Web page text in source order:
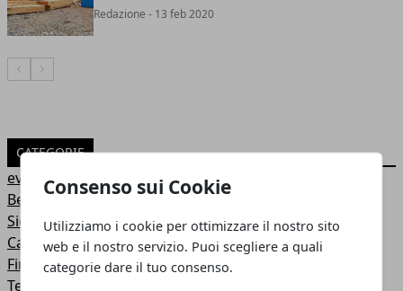
Consenso sui Cookie
Utilizziamo i cookie per ottimizzare il nostro sito
web e il nostro servizio. Puoi scegliere a quali
categorie dare il tuo consenso.
Redazione - 13 feb 2020
Articolo Precedente
Articolo Successivo
CATEGORIE
eventi
Benessere
Sicurezza
Casa e arredamento
Finanza e lavoro
Tecnologia